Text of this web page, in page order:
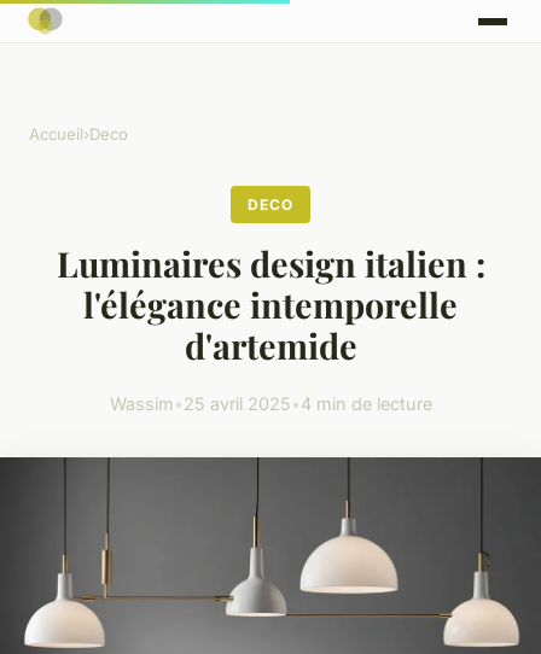
Accueil›Deco
DECO
Luminaires design italien :
l'élégance intemporelle
d'artemide
Wassim•25 avril 2025•4 min de lecture